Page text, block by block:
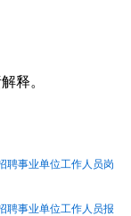
释。
聘事业单位工作人员岗
聘事业单位工作人员报